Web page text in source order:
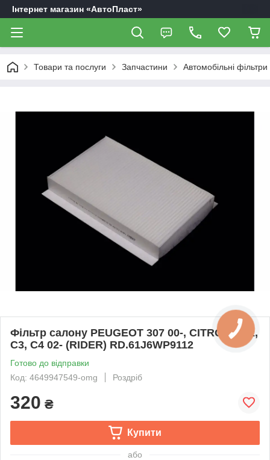
Інтернет магазин «АвтоПласт»
Товари та послуги Запчастини Автомобільні фільтри
Фільтр салону PEUGEOT 307 00-, CITROEN C2,
C3, C4 02- (RIDER) RD.61J6WP9112
Готово до відправки
Код: 4649947549-omg
Роздріб
320 ₴
Купити
або